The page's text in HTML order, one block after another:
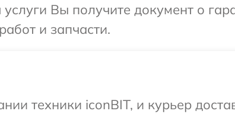
Вы получите документ о
и запчасти.
техники iconBIT, и курьер